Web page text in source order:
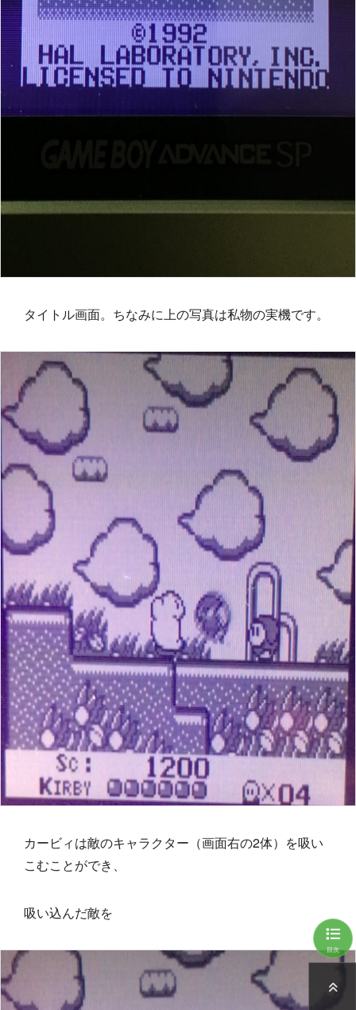
タイトル画面。ちなみに上の写真は私物の実機です。
カービィは敵のキャラクター（画面右の2体）を吸い
こむことができ、
吸い込んだ敵を
目次